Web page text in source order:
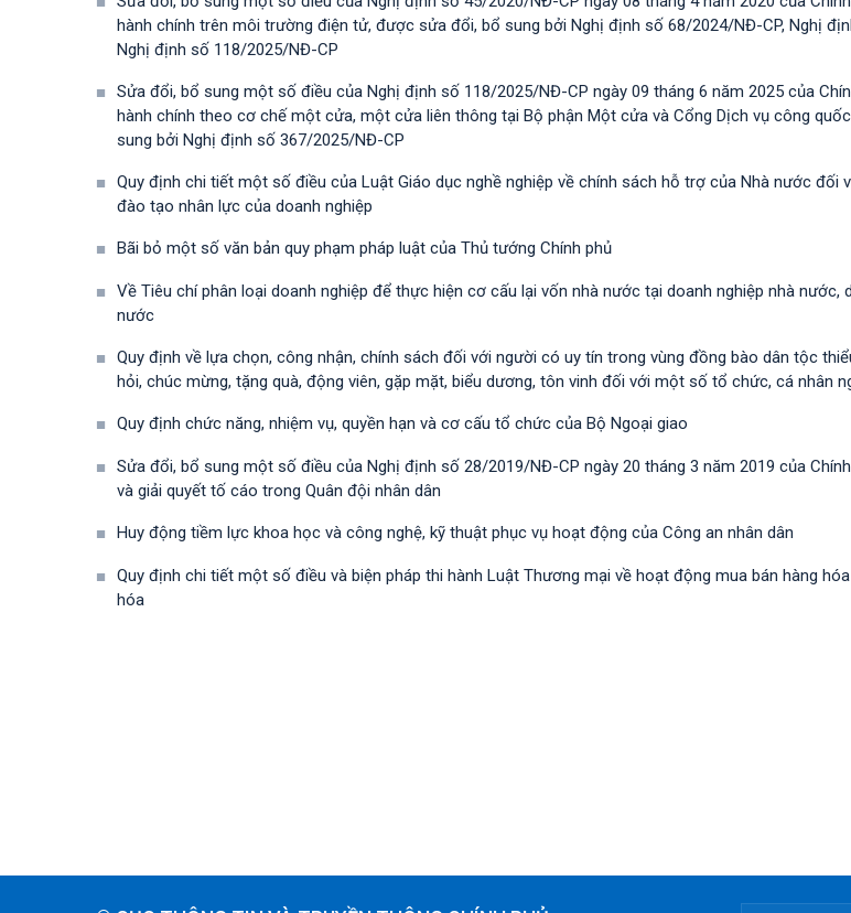
hành chính trên môi trường điện tử, được sửa đổi, bổ sung bởi Nghị định số 68/2024/NĐ-CP, Nghị
Nghị định số 118/2025/NĐ-СР
Sửa đổi, bổ sung một số điều của Nghị định số 118/2025/NĐ-CP ngày 09 tháng 6 năm 2025 của
hành chính theo cơ chế một cửa, một cửa liên thông tại Bộ phận Một cửa và Cổng Dịch vụ công
sung bởi Nghị định số 367/2025/NĐ-СР
Quy định chi tiết một số điều của Luật Giáo dục nghề nghiệp về chính sách hỗ trợ của Nhà nước đối
đào tạo nhân lực của doanh nghiệp
Bãi bỏ một số văn bản quy phạm pháp luật của Thủ tướng Chính phủ
Về Tiêu chí phân loại doanh nghiệp để thực hiện cơ cấu lại vốn nhà nước tại doanh nghiệp nhà nước,
nước
Quy định về lựa chọn, công nhận, chính sách đối với người có uy tín trong vùng đồng bào dân tộc
hỏi, chúc mừng, tặng quà, động viên, gặp mặt, biểu dương, tôn vinh đối với một số tổ chức, cá nhân
Quy định chức năng, nhiệm vụ, quyền hạn và cơ cấu tổ chức của Bộ Ngoại giao
Sửa đổi, bổ sung một số điều của Nghị định số 28/2019/NĐ-CР ngày 20 tháng 3 năm 2019 của
và giải quyết tố cáo trong Quân đội nhân dân
Huy động tiềm lực khoa học và công nghệ, kỹ thuật phục vụ hoạt động của Công an nhân dân
Quy định chi tiết một số điều và biện pháp thi hành Luật Thương mại về hoạt động mua bán hàng
hóa